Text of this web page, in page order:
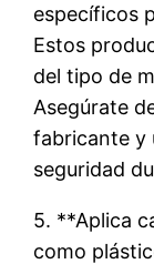
específicos
Estos
del tipo de
Asegúrate
fabricante y
seguridad
5. **Aplica
como